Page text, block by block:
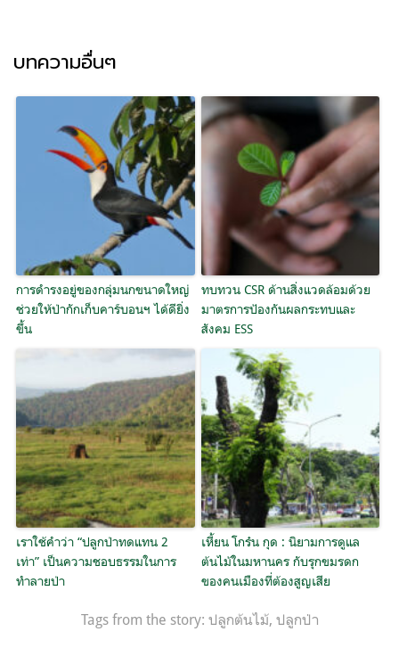
บทความอื่นๆ
การดำรงอยู่ของกลุ่มนกขนาดใหญ่
ช่วยให้ป่ากักเก็บคาร์บอนฯ ได้ดียิ่ง
ขึ้น
ทบทวน CSR ด้านสิ่งแวดล้อมด้วย
มาตรการป้องกันผลกระทบและ
สังคม ESS
เราใช้คำว่า “ปลูกป่าทดแทน 2
เท่า” เป็นความชอบธรรมในการ
ทำลายป่า
เหี้ยน โกร๋น กุด : นิยามการดูแล
ต้นไม้ในมหานคร กับรุกขมรดก
ของคนเมืองที่ต้องสูญเสีย
Tags from the story: ปลูกต้นไม้, ปลูกป่า